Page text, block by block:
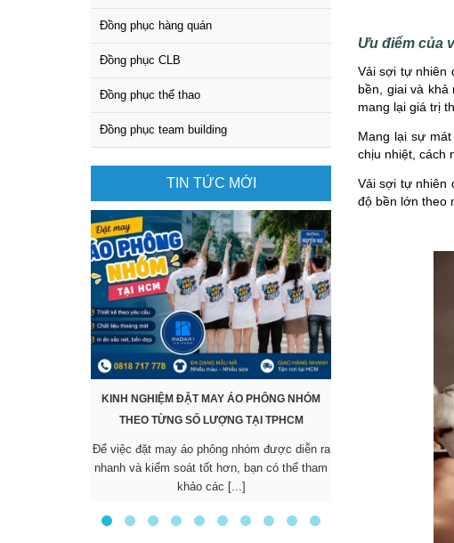
Đồng phục hàng quán
Đồng phục CLB
Đồng phục thể thao
Đồng phục team building
TIN TỨC MỚI
KINH NGHIỆM ĐẶT MAY ÁO PHÔNG NHÓM
THEO TỪNG SỐ LƯỢNG TẠI TPHCM
Để việc đặt may áo phông nhóm được diễn ra
nhanh và kiểm soát tốt hơn, bạn có thể tham
khảo các [...]
KHÔNG CẦN CHỜ
SẴN VẪN ĐẸP
Các mẫu áo đồng
được nhiều sự
doanh
Ưu điểm của
Vải sợi tự nhiên
bền, giai và
mang lại giá trị
Mang lại sự
chịu nhiệt, cách
Vải sợi tự nhiên
độ bền lớn theo